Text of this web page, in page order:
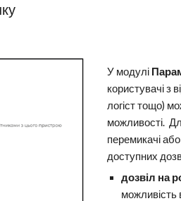
У модулі
користувачі з
логіст тощо)
можливості.
перемикачі
доступних
дозвіл на
можливість